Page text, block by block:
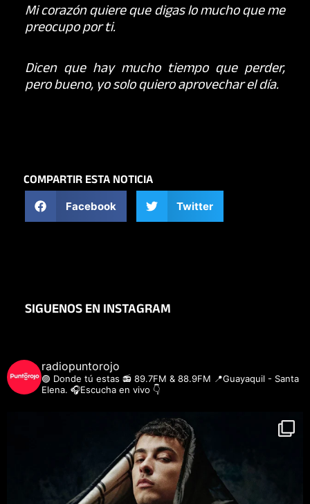
Mi corazón quiere que digas lo mucho que me
preocupo por ti.
Dicen que hay mucho tiempo que perder,
pero bueno, yo solo quiero aprovechar el día.
COMPARTIR ESTA NOTICIA
Facebook Twitter
SIGUENOS EN INSTAGRAM
radiopuntorojo
🟣 Donde tú estas 📻 89.7FM & 88.9FM 📍Guayaquil - Santa
Elena. 🎧Escucha en vivo 👇